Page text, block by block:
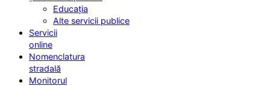
Educația
Alte servicii publice
Servicii
online
Nomenclatura
stradală
Monitorul